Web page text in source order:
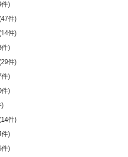
件)
件)
件)
件)
件)
件)
件)
)
件)
件)
件)